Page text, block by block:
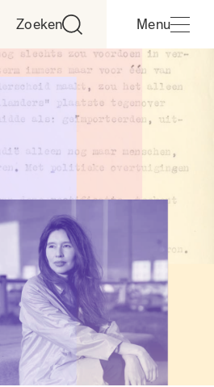
Zoeken Menu